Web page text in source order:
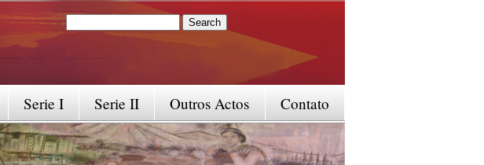
Search form
Contato
Outros Actos
Serie II
Serie I